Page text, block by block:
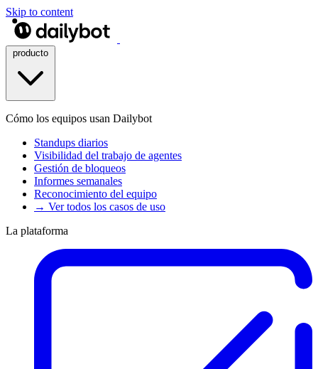
Skip to content
Cómo los equipos usan Dailybot
Standups diarios
Visibilidad del trabajo de agentes
Gestión de bloqueos
Informes semanales
Reconocimiento del equipo
→ Ver todos los casos de uso
La plataforma